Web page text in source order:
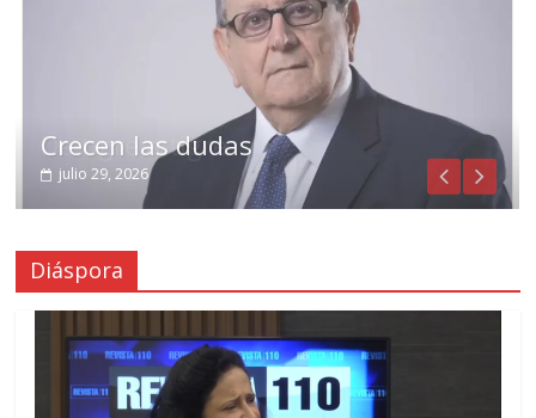
Crecen las dudas
julio 29, 2026
Diáspora